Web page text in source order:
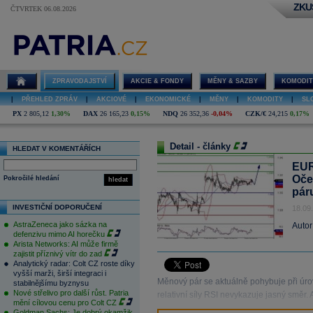
ČTVRTEK 06.08.2026
ZPRAVODAJSTVÍ AKCIE & FONDY MĚNY & SAZBY
PŘEHLED ZPRÁV AKCIOVÉ EKONOMICKÉ MĚNY KOMODITY
PX 2 805,12 1,30% DAX 26 165,23 0,15% NDQ 26 352,36 -0,04% CZK/€ 24,215 0,17%
HLEDAT V KOMENTÁŘÍCH
hledat
Pokročilé hledání
INVESTIČNÍ DOPORUČENÍ
AstraZeneca jako sázka na
defenzivu mimo AI horečku
Arista Networks: AI může firmě
zajistit příznivý vítr do zad
Analytický radar: Colt CZ roste díky
vyšší marži, širší integraci i
stabilnějšímu byznysu
Nové střelivo pro další růst. Patria
mění cílovou cenu pro Colt CZ
Detail - články
Měnový pár se aktuálně pohybuje při
relativní síly RSI nevykazuje jasný